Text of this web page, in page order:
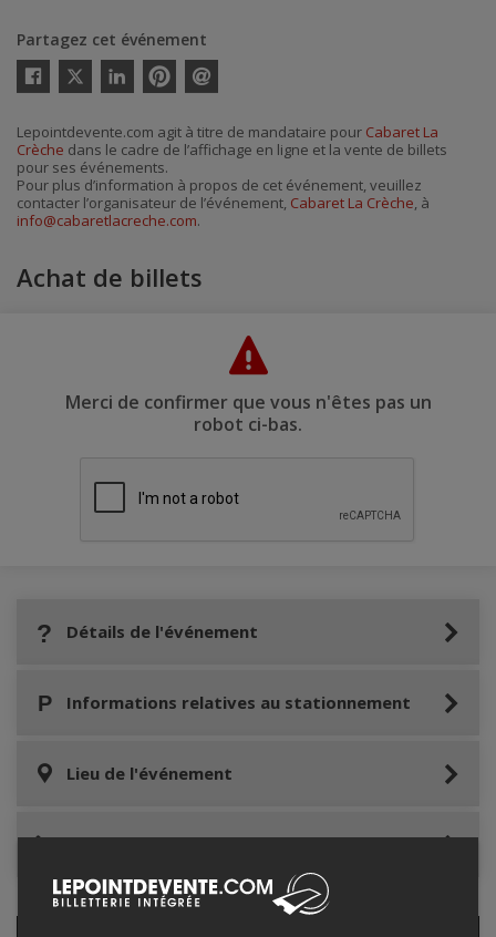
Partagez cet événement
Twitter
courriel
Lepointdevente.com agit à titre de mandataire pour Cabaret La
Crèche dans le cadre de l’affichage en ligne et la vente de billets
pour ses événements.
Pour plus d’information à propos de cet événement, veuillez
contacter l’organisateur de l’événement, Cabaret La Crèche, à
info@cabaretlacreche.com.
Achat de billets
Merci de confirmer que vous n'êtes pas un
robot ci-bas.
Détails de l'événement
Informations relatives au stationnement
Lieu de l'événement
Contacter l'organisateur